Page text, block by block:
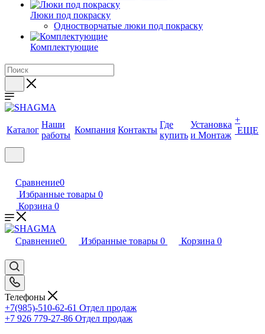
Люки под покраску
Одностворчатые люки под покраску
Комплектующие
Каталог
Наши
работы
Компания Контакты
Где
купить
Установка
и Монтаж
+
ЕЩЕ
Сравнение0
Избранные товары 0
Корзина 0
Сравнение0 Избранные товары 0 Корзина 0
Телефоны
+7(985)-510-62-61 Отдел продаж
‪+7 926 779-27-86‬ Отдел продаж